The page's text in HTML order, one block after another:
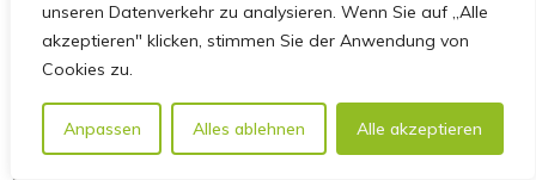
unseren Datenverkehr zu analysieren. Wenn Sie auf „Alle
akzeptieren" klicken, stimmen Sie der Anwendung von
Cookies zu.
Anpassen Alles ablehnen Alle akzeptieren